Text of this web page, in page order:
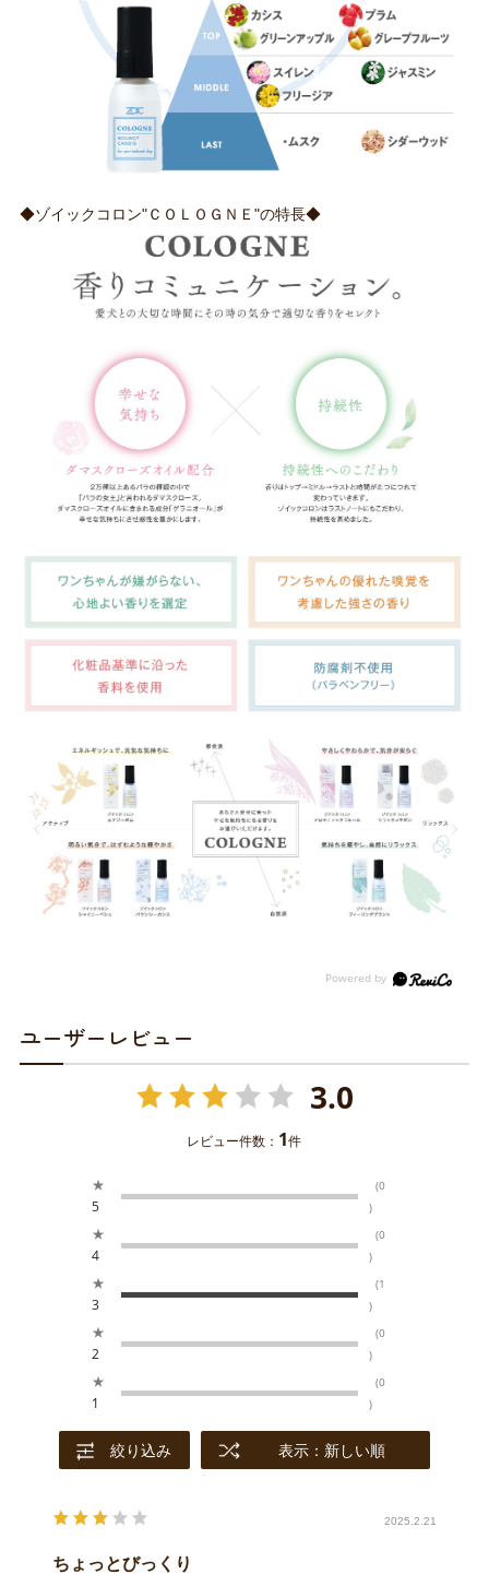
◆ゾイックコロン"ＣＯＬＯＧＮＥ"の特長◆
ユーザーレビュー
3.0
レビュー件数： 1件
★
5
(0
)
★
4
(0
)
★
3
(1
)
★
2
(0
)
★
1
(0
)
絞り込み 表示：新しい順
2025.2.21
ちょっとびっくり